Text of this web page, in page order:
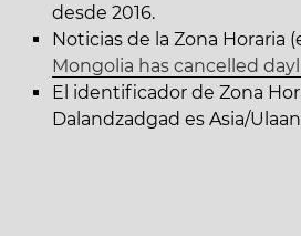
desde 2016.
Noticias de la Zona Horaria
Mongolia has cancelled
El identificador de Zona
Dalandzadgad es Asia/